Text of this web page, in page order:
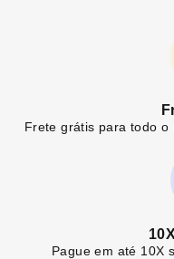
Frete grátis para todo o
Pague em até 10X